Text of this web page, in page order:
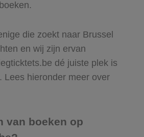
die zoekt naar Brussel
en wij zijn ervan
dé juiste plek is
Lees hieronder meer over
van boeken op